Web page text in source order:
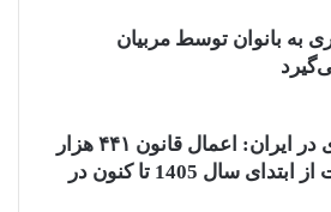
به بانوان توسط مربیان
فاجعه موتورسواری در ایران: اعمال قانون ۴۴۱ هزار
تخلف موتورسیکلت از ابتدای سال 1405 تا کنون در